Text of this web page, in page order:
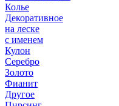
Колье
Декоративное
на леске
с именем
Кулон
Серебро
Золото
Фианит
Другое